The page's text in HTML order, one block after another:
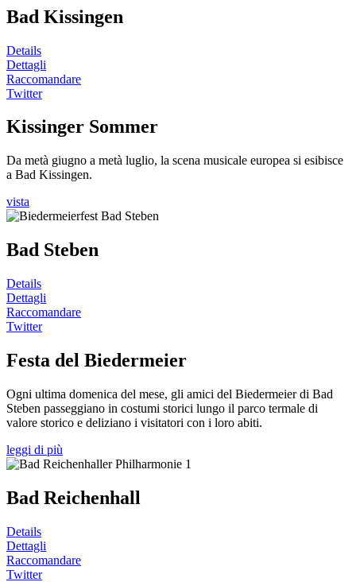
Bad Kissingen
Details
Dettagli
Raccomandare
Twitter
Kissinger Sommer
Da metà giugno a metà luglio, la scena musicale europea si esibisce
a Bad Kissingen.
vista
Bad Steben
Details
Dettagli
Raccomandare
Twitter
Festa del Biedermeier
Ogni ultima domenica del mese, gli amici del Biedermeier di Bad
Steben passeggiano in costumi storici lungo il parco termale di
valore storico e deliziano i visitatori con i loro abiti.
leggi di più
Bad Reichenhall
Details
Dettagli
Raccomandare
Twitter